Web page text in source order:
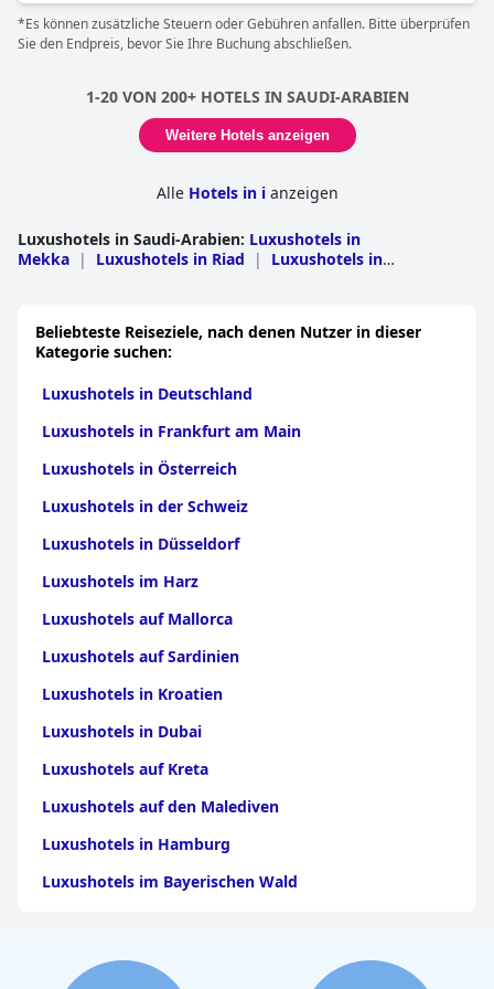
und einem Dekor, die schlichtweg fantastisch sind.
Die Zimmer sind außergewöhnlich sauber und geräumig, was
strahlen Opulenz aus, wodurch sich jeder Gast verwöhnt fühlt.
Das SHIRVAN Hotel City Yard zeichnet sich durch seine luxuriöse
und gepflegte Umgebung aus, zu der auch reizende Cafés
Atmosphäre beitragen.
einem Resort-ähnlichen Erlebnis und findet so ein perfektes
Gleichgewicht zwischen Komfort und Extravaganz. Insgesamt
*Es können zusätzliche Steuern oder Gebühren anfallen. Bitte überprüfen
Sie den Endpreis, bevor Sie Ihre Buchung abschließen.
1-20 VON 200+ HOTELS IN SAUDI-ARABIEN
Weitere Hotels anzeigen
Alle Hotels in ianzeigen
Luxushotels in Saudi-Arabien: Luxushotels in
Mekka | Luxushotels in Riad |
Luxushotels in
Bahah | Luxushotels in Nadschran | Luxushotels in Ha
| Luxushotels in Al Jawf
Beliebteste Reiseziele, nach denen Nutzer in dieser
Kategorie suchen:
Luxushotels in Deutschland
Luxushotels in Frankfurt am Main
Luxushotels in Österreich
Luxushotels in der Schweiz
Luxushotels in Düsseldorf
Luxushotels im Harz
Luxushotels auf Mallorca
Luxushotels auf Sardinien
Luxushotels in Kroatien
Luxushotels in Dubai
Luxushotels auf Kreta
Luxushotels auf den Malediven
Luxushotels in Hamburg
Luxushotels im Bayerischen Wald
Luxushotels in Stuttgart